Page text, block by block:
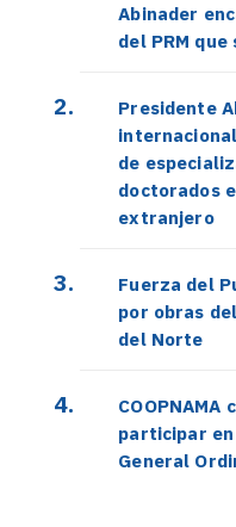
Abinader
del PRM
Presidente
de
doctorados
extranjero
Fuerza del
por obras
del Norte
COOPNAMA
participar
General